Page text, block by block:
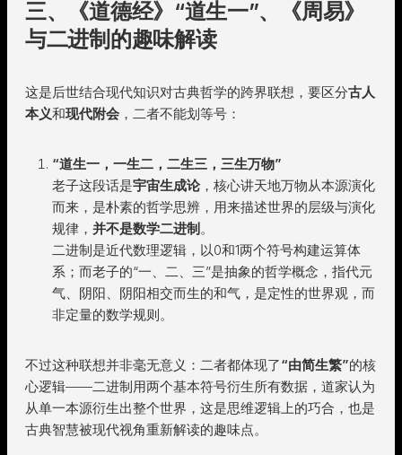
三、《道德经》“道生一”、《周易》
与二进制的趣味解读
这是后世结合现代知识对古典哲学的跨界联想，要区分古人
本义和现代附会 ，二者不能划等号：
“道生一，一生二，二生三，三生万物”
老子这段话是宇宙生成论，核心讲天地万物从本源演化
而来，是朴素的哲学思辨，用来描述世界的层级与演化
规律， 并不是数学二进制。
二进制是近代数理逻辑，以0和1两个符号构建运算体
系；而老子的“一、二、三”是抽象的哲学概念，指代元
气、阴阳、阴阳相交而生的和气，是定性的世界观，而
非定量的数学规则。
不过这种联想并非毫无意义：二者都体现了“由简生繁”的核
心逻辑——二进制用两个基本符号衍生所有数据，道家认为
从单一本源衍生出整个世界，这是思维逻辑上的巧合，也是
古典智慧被现代视角重新解读的趣味点。